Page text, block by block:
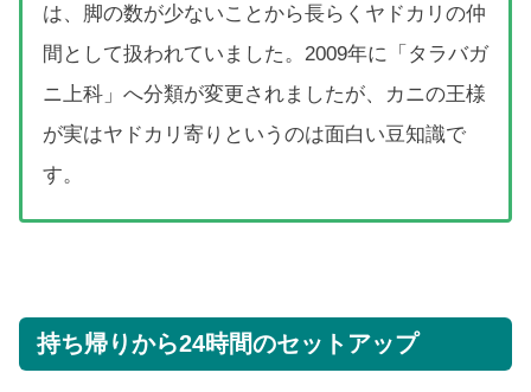
は、脚の数が少ないことから長らくヤドカリの仲
間として扱われていました。2009年に「タラバガ
ニ上科」へ分類が変更されましたが、カニの王様
が実はヤドカリ寄りというのは面白い豆知識で
す。
持ち帰りから24時間のセットアップ